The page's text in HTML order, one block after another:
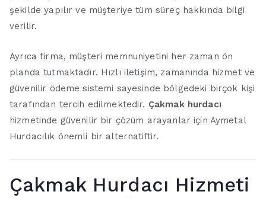
şekilde yapılır ve müşteriye tüm süreç hakkında bilgi
verilir.
Ayrıca firma, müşteri memnuniyetini her zaman ön
planda tutmaktadır. Hızlı iletişim, zamanında hizmet ve
güvenilir ödeme sistemi sayesinde bölgedeki birçok kişi
tarafından tercih edilmektedir. Çakmak hurdacı
hizmetinde güvenilir bir çözüm arayanlar için Aymetal
Hurdacılık önemli bir alternatiftir.
Çakmak Hurdacı Hizmeti